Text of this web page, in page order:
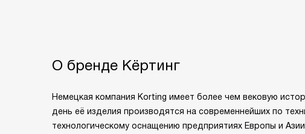
О бренде Кёртинг
Немецкая компания Korting имеет более чем вековую
день её изделия производятся на современнейших по
технологическому оснащению предприятиях Европы и